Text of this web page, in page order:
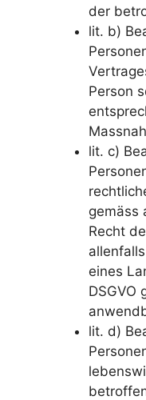
der
lit. b)
Person
lit. c)
gemäss
Recht
eines
DSGVO
lit. d)